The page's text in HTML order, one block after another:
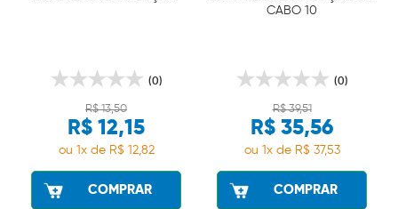
(0)
R$ 13,50
R$ 12,15
ou 1x de R$ 12,82
COMPRAR
CABO 10
(0)
R$ 39,51
R$ 35,56
ou 1x de R$ 37,53
COMPRAR